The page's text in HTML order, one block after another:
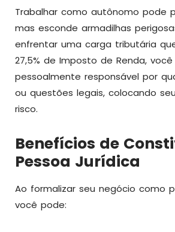
Trabalhar como autônomo pode
mas esconde armadilhas
enfrentar uma carga tributária
27,5% de Imposto de Renda,
pessoalmente responsável por
ou questões legais, colocando
risco.
Benefícios de
Pessoa Jurídica
Ao formalizar seu negócio como
você pode: